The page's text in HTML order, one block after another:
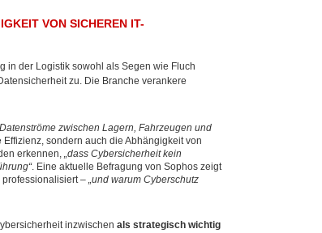
VON SICHEREN IT-
in der Logistik sowohl als Segen wie Fluch
zu. Die Branche verankere
zwischen Lagern, Fahrzeugen und
sondern auch die Abhängigkeit von
erkennen, „dass Cybersicherheit kein
. Eine aktuelle Befragung von Sophos zeigt
– „und warum Cyberschutz
inzwischen als strategisch wichtig